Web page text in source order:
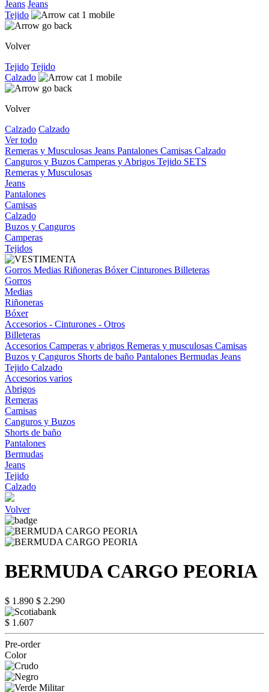
Jeans Jeans
Tejido
Volver
Tejido Tejido
Calzado
Volver
Calzado Calzado
Ver todo
Remeras y Musculosas Jeans Pantalones Camisas Calzado
Canguros y Buzos Camperas y Abrigos Tejido SETS
Remeras y Musculosas
Jeans
Pantalones
Camisas
Calzado
Buzos y Canguros
Camperas
Tejidos
Gorros Medias Riñoneras BóxerCinturones Billeteras
Gorros
Medias
Riñoneras
Bóxer
Accesorios - Cinturones - Otros
Billeteras
Accesorios Camperas y abrigos Remeras y musculosas Camisas
Buzos y Canguros Shorts de baño Pantalones Bermudas Jeans
Tejido Calzado
Accesorios varios
Abrigos
Remeras
Camisas
Canguros y Buzos
Shorts de baño
Pantalones
Bermudas
Jeans
Tejido
Calzado
Volver
BERMUDA CARGO PEORIA
$ 1.890 $ 2.290
$ 1.607
Pre-order
Color